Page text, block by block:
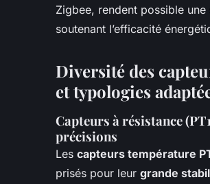
Zigbee, rendent possible
soutenant l’efficacité
Diversité des
et typologies
Capteurs à résistance
précisions
Les capteurs température
prisés pour leur grande